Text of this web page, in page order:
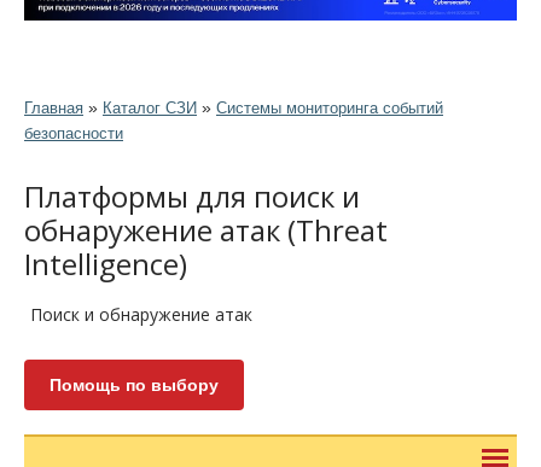
Главная » Каталог СЗИ » Системы мониторинга событий
безопасности
Платформы для поиск и
обнаружение атак (Threat
Intelligence)
Поиск и обнаружение атак
Помощь по выбору